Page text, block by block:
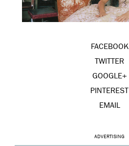
FACEBOOK
TWITTER
GOOGLE+
PINTEREST
EMAIL
ADVERTISING